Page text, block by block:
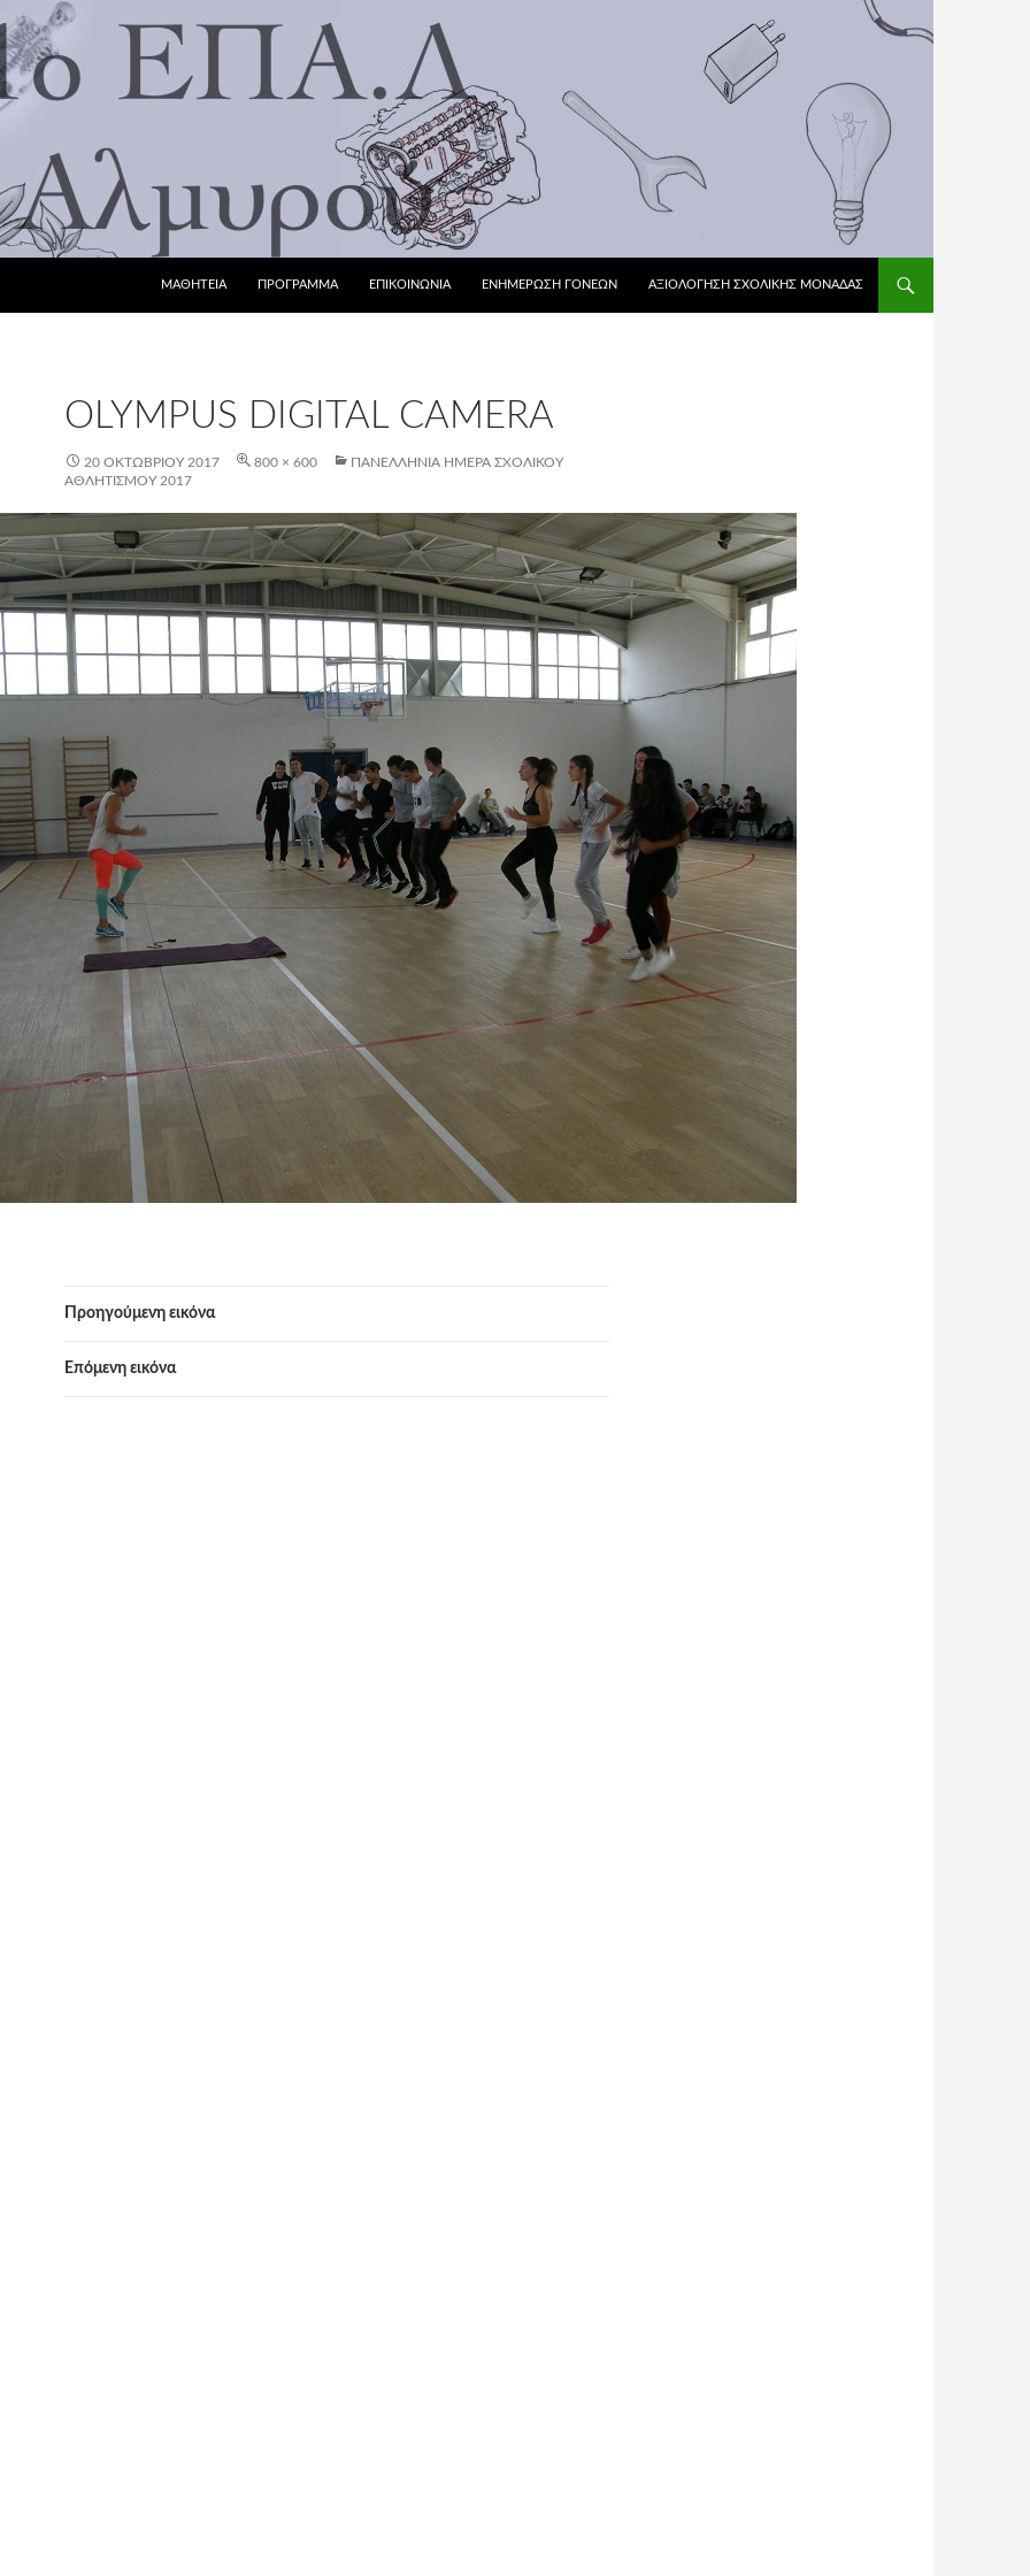
ΜΑΘΗΤΕΙΑ
ΠΡΟΓΡΑΜΜΑ ΕΠΙΚΟΙΝΩΝΙΑ ΕΝΗΜΕΡΩΣΗ ΓΟΝΕΩΝ ΑΞΙΟΛΌΓΗΣΗ ΣΧΟΛΙΚΉΣ ΜΟΝΆΔΑΣ
OLYMPUS DIGITAL CAMERA
20 ΟΚΤΩΒΡΊΟΥ 2017 800 × 600
ΠΑΝΕΛΛΉΝΙΑ ΗΜΈΡΑ ΣΧΟΛΙΚΟΎ
ΑΘΛΗΤΙΣΜΟΎ 2017
Προηγούμενη εικόνα
Επόμενη εικόνα